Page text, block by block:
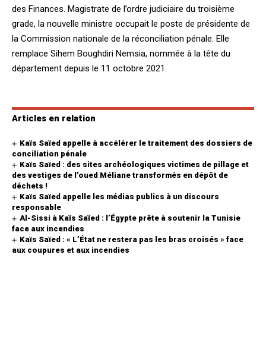
des Finances. Magistrate de l’ordre judiciaire du troisième
grade, la nouvelle ministre occupait le poste de présidente de
la Commission nationale de la réconciliation pénale. Elle
remplace Sihem Boughdiri Nemsia, nommée à la tête du
département depuis le 11 octobre 2021.
Articles en relation
Kaïs Saïed appelle à accélérer le traitement des dossiers de
conciliation pénale
Kaïs Saïed : des sites archéologiques victimes de pillage et
des vestiges de l’oued Méliane transformés en dépôt de
déchets !
Kaïs Saïed appelle les médias publics à un discours
responsable
Al-Sissi à Kaïs Saïed : l’Égypte prête à soutenir la Tunisie
face aux incendies
Kaïs Saïed : « L’État ne restera pas les bras croisés » face
aux coupures et aux incendies